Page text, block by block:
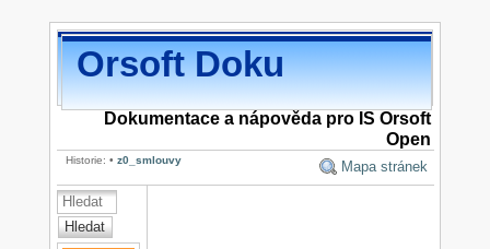
Orsoft Doku
Dokumentace a nápověda pro IS Orsoft
Open
Historie: • z0_smlouvy Mapa stránek
Hledat